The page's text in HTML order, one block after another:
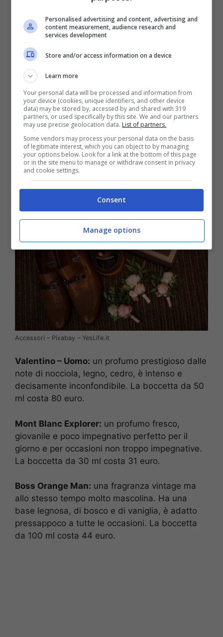
l’uomo a cui piace lo stile e la moda. La
boccetta da 50 ml costa 97 euro.
Hermes Terre d’Hermès: decisamente speziato
che richiama le terre d’oriente. Un tuffo in una
moltitudine di note che vi coccoleranno con la
loro particolarità. La boccetta da 125 ml costa
Accessori – Pixabay – YesLife.it
Valentino – Uomo: un profumo prestigioso dalle
note di nocciola, legno, cedro, è intenso e
decisamente inconfondibile. La boccetta da 50
ml costa 80 euro.
Mont Blanc Explorer: un profumo fresco,
giovanile e poco impegnativo perfetto per il
giorno e per occasioni non troppo impegnative.
La boccetta da 30 ml costa 31 euro.
Boss Orange Man: una fragranza vintage ma
allo stesso tempo molto mascolina. Ha una
base legnosa, di bosco e di vaniglia, è adatto
pressappoco a tutte le occasioni. La boccetta
da 100 ml costa 44 euro.
Personalised advertising and content, advertising and
content measurement, audience research and
services development
Store and/or access information on a device
Learn more
Your personal data will be processed and information from
your device (cookies, unique identifiers, and other device
data) may be stored by, accessed by and shared with 319
partners, or used specifically by this site. We and our partners
may use precise geolocation data. List of partners.
Some vendors may process your personal data on the basis
of legitimate interest, which you can object to by managing
your options below. Look for a link at the bottom of this page
or in the site menu to manage or withdraw consent in privacy
and cookie settings.
Consent
Manage options